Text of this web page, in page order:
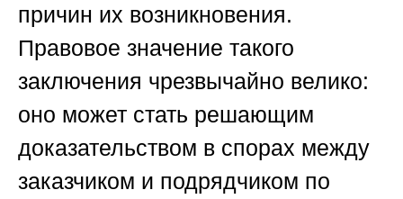
причин их возникновения.
Правовое значение такого
заключения чрезвычайно велико:
оно может стать решающим
доказательством в спорах между
заказчиком и подрядчиком по